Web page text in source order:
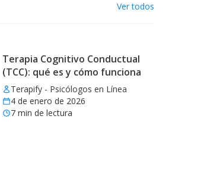
Ver todos
Terapia Cognitivo Conductual
(TCC): qué es y cómo funciona
Terapify - Psicólogos en Línea
4 de enero de 2026
7min de lectura